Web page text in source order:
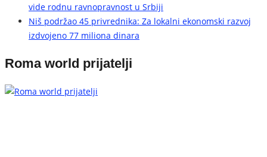
vide rodnu ravnopravnost u Srbiji
Niš podržao 45 privrednika: Za lokalni ekonomski razvoj
izdvojeno 77 miliona dinara
Roma world prijatelji